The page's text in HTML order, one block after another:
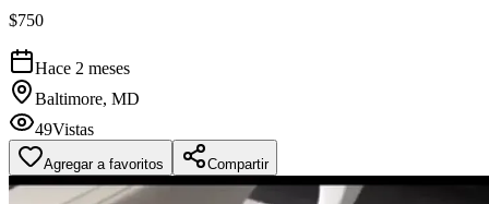
$750
Hace 2 meses
Baltimore, MD
49Vistas
Agregar a favoritos Compartir